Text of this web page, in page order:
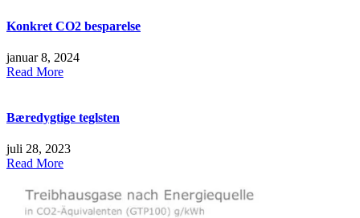
Konkret CO2 besparelse
januar 8, 2024
Read More
Bæredygtige teglsten
juli 28, 2023
Read More